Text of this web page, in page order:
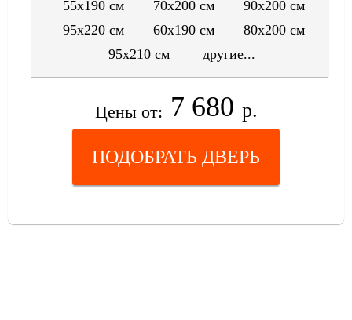
55x190 см
70x200 см
90x200 см
95x220 см
60x190 см
80x200 см
95x210 см
другие...
Цены от: 7 680 р.
ПОДОБРАТЬ ДВЕРЬ